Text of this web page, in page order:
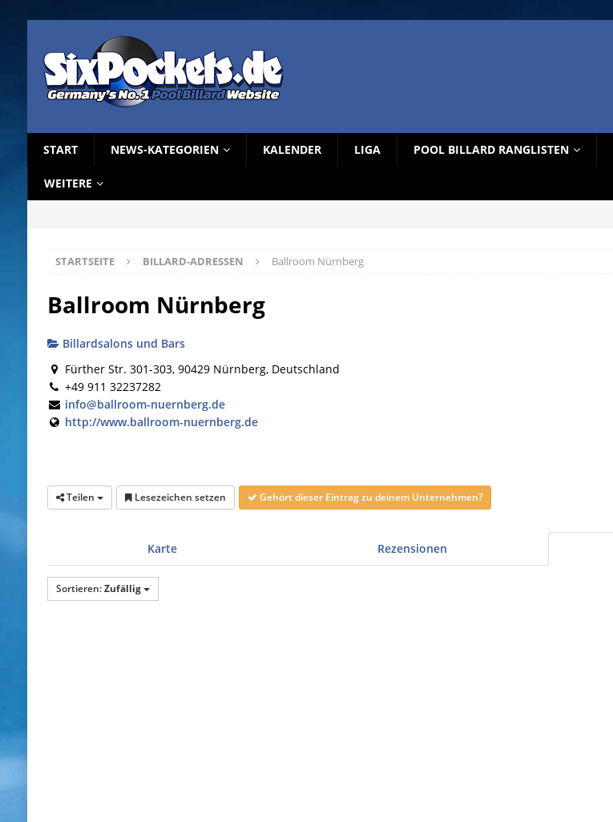
START NEWS-KATEGORIEN KALENDER LIGA POOL BILLARD RANGLISTEN
WEITERE
STARTSEITE BILLARD-ADRESSEN Ballroom Nürnberg
Ballroom Nürnberg
Billardsalons und Bars
Fürther Str. 301-303, 90429 Nürnberg, Deutschland
+49 911 32237282
info@ballroom-nuernberg.de
http://www.ballroom-nuernberg.de
Teilen Lesezeichen setzen Gehört dieser Eintrag zu deinem Unternehmen?
Karte Rezensionen
Sortieren:Zufällig